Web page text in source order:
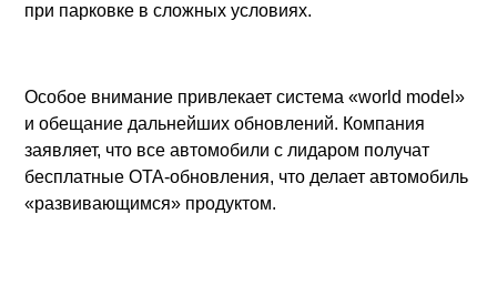
при парковке в сложных условиях.
Особое внимание привлекает система «world model»
и обещание дальнейших обновлений. Компания
заявляет, что все автомобили с лидаром получат
бесплатные OTA-обновления, что делает автомобиль
«развивающимся» продуктом.